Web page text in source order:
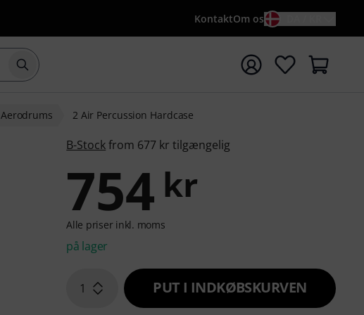
KontaktOm os
Start søgning med søgeord {searchTerm}
Aerodrums 2 Air Percussion Hardcase
B-Stockfrom 677 kr tilgængelig
754 kr
Alle priser inkl. moms
på lager
1 PUT I INDKØBSKURVEN